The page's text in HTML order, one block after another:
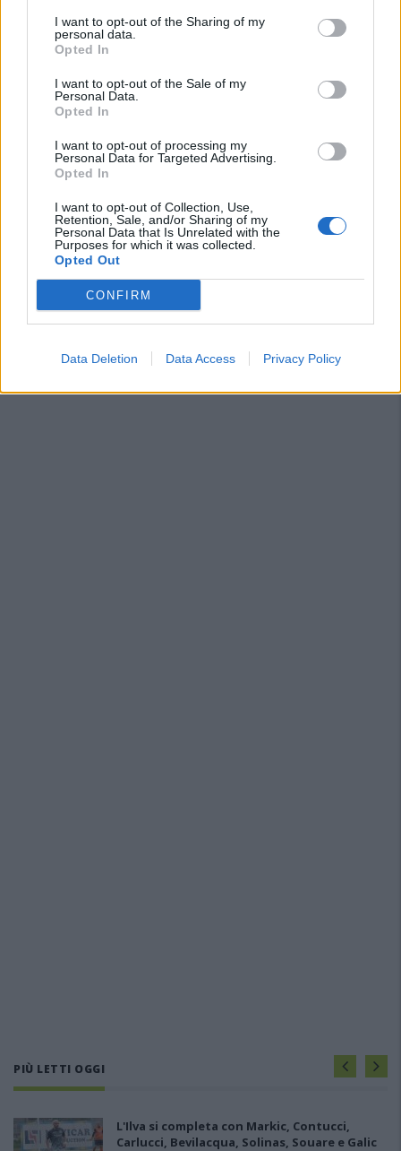
I want to opt-out of the Sharing of my
personal data.
Opted In
I want to opt-out of the Sale of my
Personal Data.
Opted In
I want to opt-out of processing my
Personal Data for Targeted Advertising.
Opted In
I want to opt-out of Collection, Use,
Retention, Sale, and/or Sharing of my
Personal Data that Is Unrelated with the
Purposes for which it was collected.
Opted Out
CONFIRM
Data Deletion Data Access Privacy Policy
Primu Categoria: is de su Fonne e is de
bisai s'artziada in su campionau de sa
Promotzioni
Il Fonni prepara la finale, Coinu: «Contro
l'Antiochense senza pressioni ma con la
L'Antiochense all'atto finale, Piras: «Il Fonni
è forte, batterlo sarebbe l'ennesima impresa
dei miei ragazzi»
26 Mag 2026
Playout: Sestu, Santa Giusta, Silanus e
e Sennori in Seconda
25 Mag 2026
PIÙ LETTI OGGI
L'Ilva si completa con Markic, Contucci,
Carlucci, Bevilacqua, Solinas, Souare e Galic